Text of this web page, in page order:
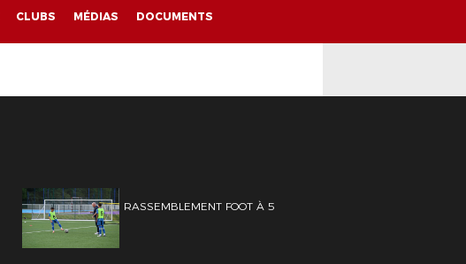
CLUBS MÉDIAS DOCUMENTS
RASSEMBLEMENT FOOT À 5